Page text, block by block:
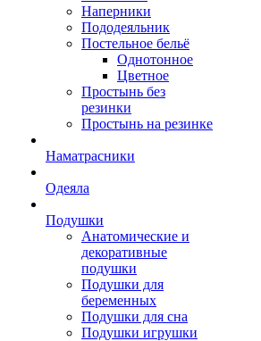
Наперники
Пододеяльник
Постельное бельё
Однотонное
Цветное
Простынь без
резинки
Простынь на резинке
Наматрасники
Одеяла
Подушки
Анатомические и
декоративные
подушки
Подушки для
беременных
Подушки для сна
Подушки игрушки